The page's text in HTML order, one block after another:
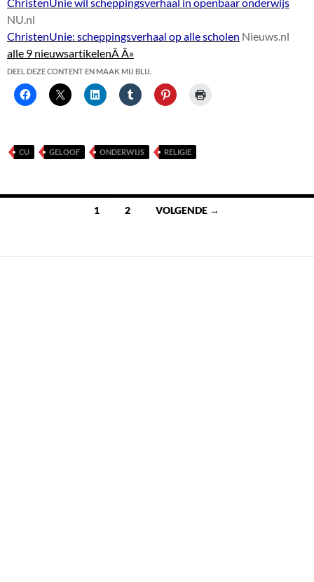
NU.nl
ChristenUnie: scheppingsverhaal op alle scholen Nieuws.nl
alle 9 nieuwsartikelenÂ Â»
DEEL DEZE CONTENT EN MAAK MIJ BLIJ.
CU GELOOF ONDERWIJS RELIGIE
1 2 VOLGENDE →